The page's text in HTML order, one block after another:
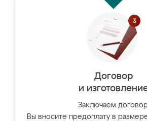
Договор
и
Заключаем
Вы вносите предоплату в